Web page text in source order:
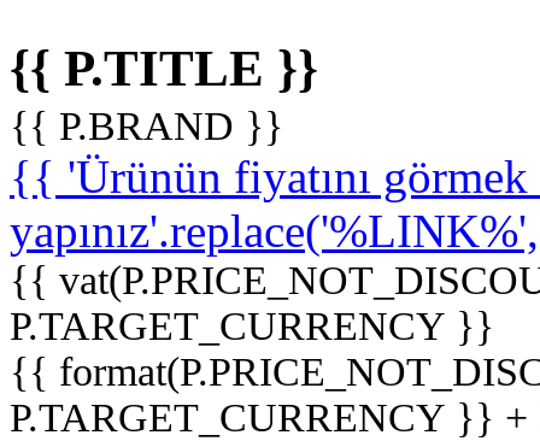
{{ P.TITLE }}
{{ P.BRAND }}
{{ 'Ürünün fiyatını
{{
P.TARGET_CURRENCY }}
{{
P.TARGET_CURRENCY }}